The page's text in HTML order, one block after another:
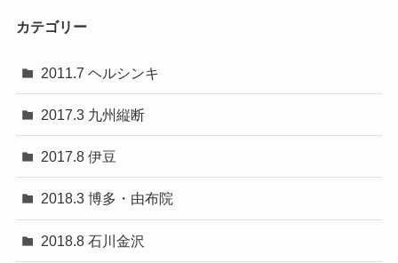
カテゴリー
2011.7 ヘルシンキ
2017.3 九州縦断
2017.8 伊豆
2018.3 博多・由布院
2018.8 石川金沢